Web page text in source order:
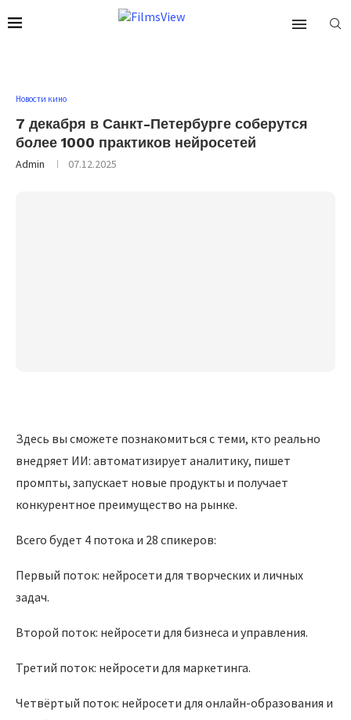
Новости кино
7 декабря в Санкт-Петербурге соберутся
более 1000 практиков нейросетей
Admin 07.12.2025
Здесь вы сможете познакомиться с теми, кто реально
внедряет ИИ: автоматизирует аналитику, пишет
промпты, запускает новые продукты и получает
конкурентное преимущество на рынке.
Всего будет 4 потока и 28 спикеров:
Первый поток: нейросети для творческих и личных
задач.
Второй поток: нейросети для бизнеса и управления.
Третий поток: нейросети для маркетинга.
Четвёртый поток: нейросети для онлайн-образования и